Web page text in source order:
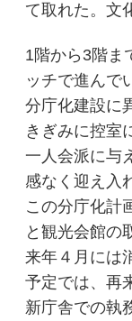
て取れた。文
1階から3階ま
ッチで進んで
分庁化建設に
きぎみに控室
一人会派に与
感なく迎え入
この分庁化計
と観光会館の
来年４月には
予定では、再
新庁舎での執